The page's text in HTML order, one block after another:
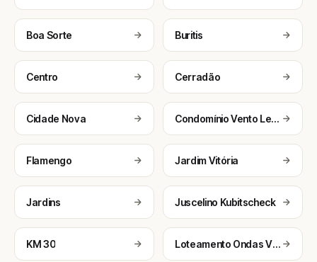
Boa Sorte Buritis
Centro Cerradão
Cidade Nova Condomínio Vento Leste
Flamengo Jardim Vitória
Jardins Juscelino Kubitscheck
KM 30 Loteamento Ondas Ville